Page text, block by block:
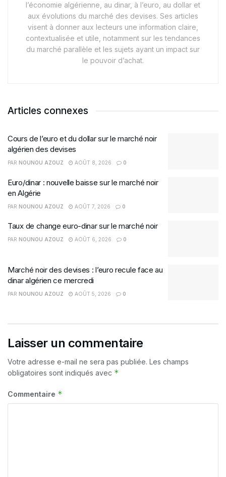
l’économie algérienne, au dinar, à l’euro, au dollar et
aux évolutions du marché des devises. Ses articles
visent à donner aux lecteurs une information claire,
contextualisée et utile, notamment sur les tendances
du marché parallèle et les sujets ayant un impact sur
le pouvoir d’achat.
Articles connexes
Cours de l’euro et du dollar sur le marché noir
algérien des devises
PAR NOUNOU AZOUZ AOÛT 8, 2026 0
Euro/dinar : nouvelle baisse sur le marché noir
en Algérie
PAR NOUNOU AZOUZ AOÛT 7, 2026 0
Taux de change euro-dinar sur le marché noir
PAR NOUNOU AZOUZ AOÛT 6, 2026 0
Marché noir des devises : l’euro recule face au
dinar algérien ce mercredi
PAR NOUNOU AZOUZ AOÛT 5, 2026 0
Laisser un commentaire
Votre adresse e-mail ne sera pas publiée. Les champs
obligatoires sont indiqués avec *
Commentaire *